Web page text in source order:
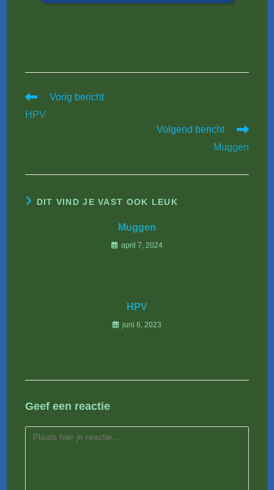
Lees
artikelen
Vorig bericht
HPV
Volgend bericht
Muggen
DIT VIND JE VAST OOK LEUK
Muggen
april 7, 2024
HPV
juni 6, 2023
Geef een reactie
Reactie